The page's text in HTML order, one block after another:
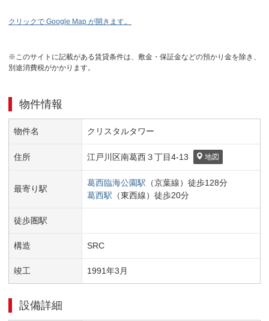
クリックで Google Map が開きます。
※このサイトに記載がある賃貸条件は、敷金・保証金などの預かり金を除き、
別途消費税がかかります。
物件情報
物件名 クリスタルタワー
住所 江戸川区南葛西３丁目4-13 地図
最寄り駅
葛西臨海公園駅 （京葉線） 徒歩128分
葛西駅 （東西線） 徒歩20分
徒歩圏駅
構造 SRC
竣工 1991年3 月
設備詳細